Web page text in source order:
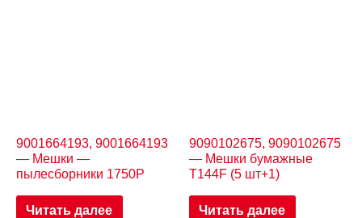
9001664193, 9001664193
— Мешки —
пылесборники 1750P
Читать далее
9090102675, 9090102675
— Мешки бумажные
T144F (5 шт+1)
Читать далее